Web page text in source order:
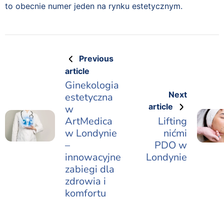
to obecnie numer jeden na rynku estetycznym.
Previous
article
Ginekologia
estetyczna
w
ArtMedica
w Londynie
–
innowacyjne
zabiegi dla
zdrowia i
komfortu
Next
article
Lifting
nićmi
PDO w
Londynie